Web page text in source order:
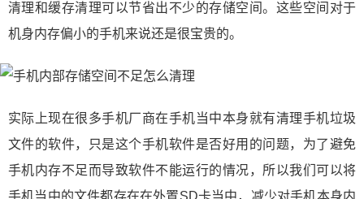
清理和缓存清理可以节省出不少的存储空间。这些空间对于
机身内存偏小的手机来说还是很宝贵的。
实际上现在很多手机厂商在手机当中本身就有清理手机垃圾
文件的软件，只是这个手机软件是否好用的问题，为了避免
手机内存不足而导致软件不能运行的情况，所以我们可以将
手机当中的文件都存在在外置SD卡当中，减少对手机本身内